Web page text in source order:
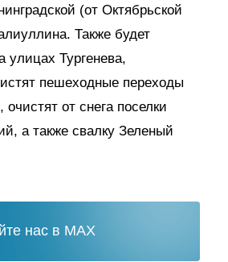
(от Октябрьской
Также будет
улицах Тургенева,
пешеходные переходы
от снега поселки
а также свалку Зеленый
нас в MAX